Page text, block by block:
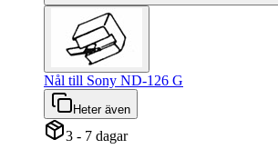
Nål till Sony ND-126 G
Heter även
3 - 7 dagar